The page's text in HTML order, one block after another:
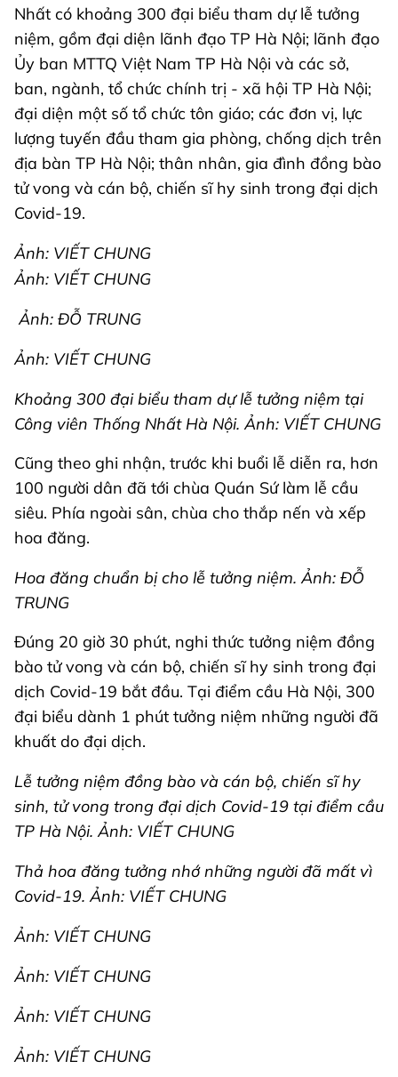
Nhất có khoảng 300 đại biểu tham dự lễ tưởng
niệm, gồm đại diện lãnh đạo TP Hà Nội; lãnh đạo
Ủy ban MTTQ Việt Nam TP Hà Nội và các sở,
ban, ngành, tổ chức chính trị - xã hội TP Hà Nội;
đại diện một số tổ chức tôn giáo; các đơn vị, lực
lượng tuyến đầu tham gia phòng, chống dịch trên
địa bàn TP Hà Nội; thân nhân, gia đình đồng bào
tử vong và cán bộ, chiến sĩ hy sinh trong đại dịch
Covid-19.
Ảnh: VIẾT CHUNG
Ảnh: VIẾT CHUNG
Ảnh: ĐỖ TRUNG
Ảnh: VIẾT CHUNG
Khoảng 300 đại biểu tham dự lễ tưởng niệm tại
Công viên Thống Nhất Hà Nội. Ảnh: VIẾT CHUNG
Cũng theo ghi nhận, trước khi buổi lễ diễn ra, hơn
100 người dân đã tới chùa Quán Sứ làm lễ cầu
siêu. Phía ngoài sân, chùa cho thắp nến và xếp
hoa đăng.
Hoa đăng chuẩn bị cho lễ tưởng niệm. Ảnh: ĐỖ
TRUNG
Đúng 20 giờ 30 phút, nghi thức tưởng niệm đồng
bào tử vong và cán bộ, chiến sĩ hy sinh trong đại
dịch Covid-19 bắt đầu. Tại điểm cầu Hà Nội, 300
đại biểu dành 1 phút tưởng niệm những người đã
khuất do đại dịch.
Lễ tưởng niệm đồng bào và cán bộ, chiến sĩ hy
sinh, tử vong trong đại dịch Covid-19 tại điểm cầu
TP Hà Nội. Ảnh: VIẾT CHUNG
Thả hoa đăng tưởng nhớ những người đã mất vì
Covid-19. Ảnh: VIẾT CHUNG
Ảnh: VIẾT CHUNG
Ảnh: VIẾT CHUNG
Ảnh: VIẾT CHUNG
Ảnh: VIẾT CHUNG